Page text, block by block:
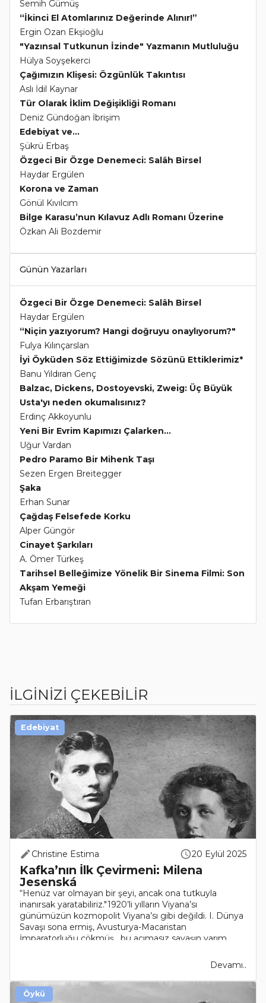
Semih Gümüş
“İkinci El Atomlarınız Değerinde Alınır!”
Ergin Ozan Ekşioğlu
"Yazınsal Tutkunun İzinde" Yazmanın Mutluluğu
Hülya Soyşekerci
Çağımızın Klişesi: Özgünlük Takıntısı
Aslı İdil Kaynar
Tür Olarak İklim Değişikliği Romanı
Deniz Gündoğan İbrişim
Edebiyat ve...
Şükrü Erbaş
Özgeci Bir Özge Denemeci: Salâh Birsel
Haydar Ergülen
Korona ve Zaman
Gönül Kıvılcım
Bilge Karasu’nun Kılavuz Adlı Romanı Üzerine
Özkan Ali Bozdemir
Günün Yazarları
Özgeci Bir Özge Denemeci: Salâh Birsel
Haydar Ergülen
“Niçin yazıyorum? Hangi doğruyu onaylıyorum?"
Fulya Kılınçarslan
İyi Öyküden Söz Ettiğimizde Sözünü Ettiklerimiz*
Banu Yıldıran Genç
Balzac, Dickens, Dostoyevski, Zweig: Üç Büyük
Usta'yı neden okumalısınız?
Erdinç Akkoyunlu
Yeni Bir Evrim Kapımızı Çalarken...
Uğur Vardan
Pedro Paramo Bir Mihenk Taşı
Sezen Ergen Breitegger
Şaka
Erhan Sunar
Çağdaş Felsefede Korku
Alper Güngör
Cinayet Şarkıları
A. Ömer Türkeş
Tarihsel Belleğimize Yönelik Bir Sinema Filmi: Son
Akşam Yemeği
Tufan Erbarıştıran
İLGİNİZİ ÇEKEBİLİR
Christine Estima 20 Eylül 2025
Kafka’nın İlk Çevirmeni: Milena
Jesenská
“Henüz var olmayan bir şeyi, ancak ona tutkuyla
inanırsak yaratabiliriz."1920’li yılların Viyana’sı
günümüzün kozmopolit Viyana’sı gibi değildi. I. Dünya
Savaşı sona ermiş, Avusturya-Macaristan
İmparatorluğu çökmüş, bu acımasız savaşın yarım
Devamı..
Edebiyat
Öykü